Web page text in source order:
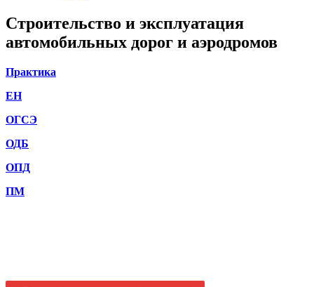
Строительство и эксплуатация
автомобильных дорог и аэродромов
Практика
ЕН
ОГСЭ
ОДБ
ОПД
ПМ